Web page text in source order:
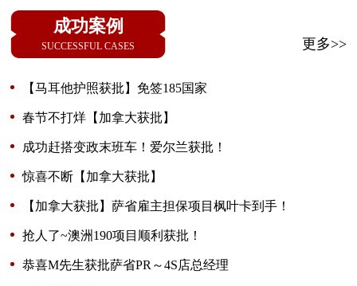
续无排期
成功案例
SUCCESSFUL CASES 更多>>
【马耳他护照获批】免签185国家
春节不打烊【加拿大获批】
成功赶搭变政末班车！爱尔兰获批！
惊喜不断【加拿大获批】
【加拿大获批】萨省雇主担保项目枫叶卡到手！
抢人了~澳洲190项目顺利获批！
恭喜M先生获批萨省PR～4S店总经理